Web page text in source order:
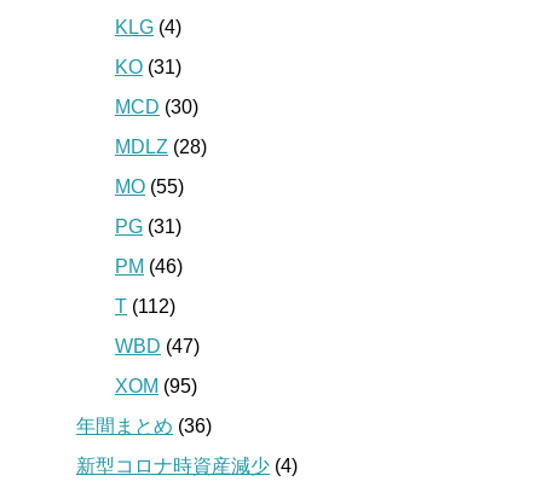
KLG (4)
KO (31)
MCD (30)
MDLZ (28)
MO (55)
PG (31)
PM (46)
T (112)
WBD (47)
XOM (95)
年間まとめ (36)
新型コロナ時資産減少 (4)